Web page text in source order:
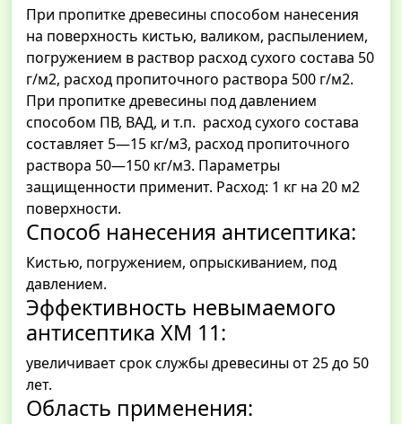
При пропитке древесины способом нанесения
на поверхность кистью, валиком, распылением,
погружением в раствор расход сухого состава 50
г/м2, расход пропиточного раствора 500 г/м2.
При пропитке древесины под давлением
способом ПВ, ВАД, и т.п. расход сухого состава
составляет 5—15 кг/м3, расход пропиточного
раствора 50—150 кг/м3. Параметры
защищенности применит. Расход: 1 кг на 20 м2
поверхности.
Способ нанесения антисептика:
Кистью, погружением, опрыскиванием, под
давлением.
Эффективность невымаемого
антисептика ХМ 11:
увеличивает срок службы древесины от 25 до 50
лет.
Область применения: